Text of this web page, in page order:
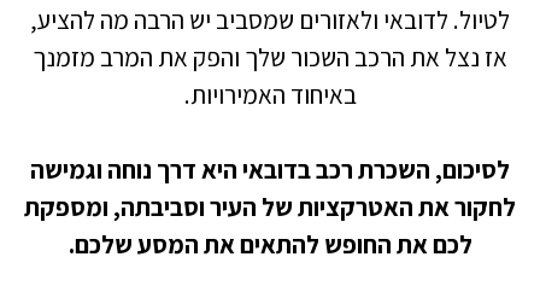
לטיול. לדובאי ולאזורים שמסביב יש הרבה מה להציע,
אז נצל את הרכב השכור שלך והפק את המרב מזמנך
באיחוד האמירויות.
לסיכום, השכרתרכבבדובאיהיאדרך נוחה וגמישה
לחקוראתהאטרקציותשל העירוסביבתה, ומספקת
לכםאתהחופש להתאיםאתהמסעשלכם.